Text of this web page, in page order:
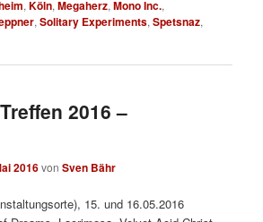
,Köln,Megaherz,Mono Inc.,
,Solitary Experiments,Spetsnaz,
2016 –
2016vonSven Bähr
15. und 16.05.2016